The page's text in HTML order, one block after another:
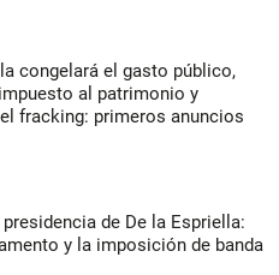
congelará el gasto público,
al patrimonio y
fracking: primeros anuncios
de De la Espriella:
y la imposición de banda